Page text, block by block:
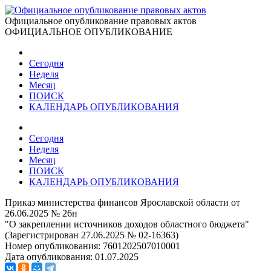
Официальное опубликование правовых актов
ОФИЦИАЛЬНОЕ ОПУБЛИКОВАНИЕ
Сегодня
Неделя
Месяц
ПОИСК
КАЛЕНДАРЬ ОПУБЛИКОВАНИЯ
Сегодня
Неделя
Месяц
ПОИСК
КАЛЕНДАРЬ ОПУБЛИКОВАНИЯ
Приказ министерства финансов Ярославской области от
26.06.2025 № 26н
"О закреплении источников доходов областного бюджета"
(Зарегистрирован 27.06.2025 № 02-16363)
Номер опубликования: 7601202507010001
Дата опубликования: 01.07.2025